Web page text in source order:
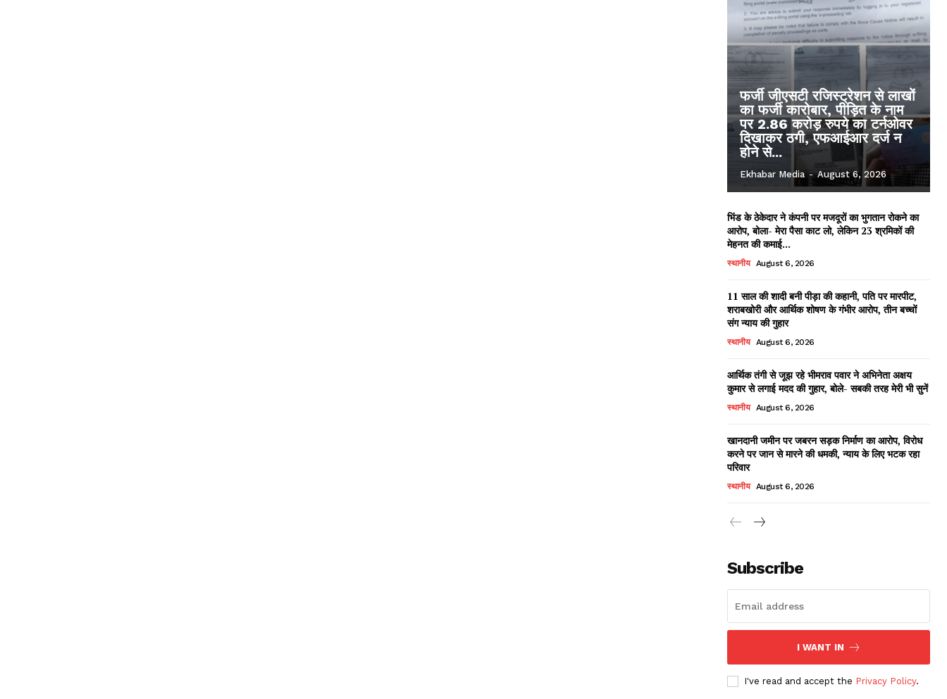
फर्जी जीएसटी रजिस्ट्रेशन से लाखों
का फर्जी कारोबार, पीड़ित के नाम
पर 2.86 करोड़ रुपये का टर्नओवर
दिखाकर ठगी, एफआईआर दर्ज न
होने से...
Ekhabar Media - August 6, 2026
भिंड के ठेकेदार ने कंपनी पर मजदूरों का भुगतान रोकने का
आरोप, बोला- मेरा पैसा काट लो, लेकिन 23 श्रमिकों की
मेहनत की कमाई...
स्थानीय August 6, 2026
11 साल की शादी बनी पीड़ा की कहानी, पति पर मारपीट,
शराबखोरी और आर्थिक शोषण के गंभीर आरोप, तीन बच्चों
संग न्याय की गुहार
स्थानीय August 6, 2026
आर्थिक तंगी से जूझ रहे भीमराव पवार ने अभिनेता अक्षय
कुमार से लगाई मदद की गुहार, बोले- सबकी तरह मेरी भी सुनें
स्थानीय August 6, 2026
खानदानी जमीन पर जबरन सड़क निर्माण का आरोप, विरोध
करने पर जान से मारने की धमकी, न्याय के लिए भटक रहा
परिवार
स्थानीय August 6, 2026
Subscribe
I WANT IN
I've read and accept the Privacy Policy.